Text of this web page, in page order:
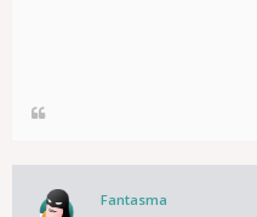
Fantasma